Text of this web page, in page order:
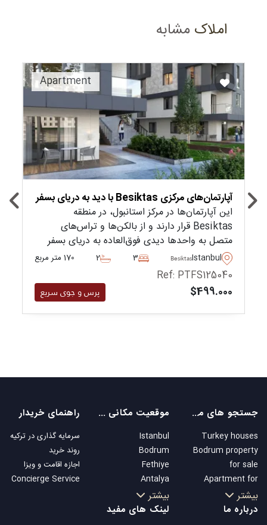
املاک مشابه
Apartment
Recommended
آپارتمان‌های مرکزی Besiktas با دید به دریای بسفر
این آپارتمان‌ها در مرکز استانبول، در منطقه
Besiktas قرار دارند و از بالکن‌ها و تراس‌های
متصل به واحدها دیدی فوق‌العاده به دریای بسفر
دارند - و تنها با پیاده‌روی کوتاه می‌توان به
فروشگاه‌های روزمره و وسایل حمل‌ونقل دسترسی
داشت.
Istanbul
Besiktas
3
2 170 متر مربع
Ref: PTFS125040
$499.000 پرس و جوی سریع
جستجو های محبوب
Turkey houses
Bodrum property
for sale
Apartment for
sale in Istanbul
Istanbul Villas
بیشتر
موقعیت مکانی های محبوب
Istanbul
Bodrum
Fethiye
Antalya
Kalkan
Alanya
بیشتر
راهنمای خریدار
سرمایه گذاری در ترکیه
روند خرید
اجازه اقامت و ویزا
Concierge Service
درباره ما لینک های مفید